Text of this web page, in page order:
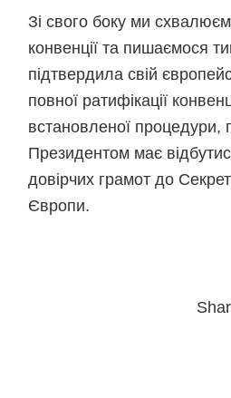
Зі свого боку ми
конвенції та пишаємося
підтвердила свій
повної ратифікації
встановленої процедури,
Президентом має
довірчих грамот до
Європи.